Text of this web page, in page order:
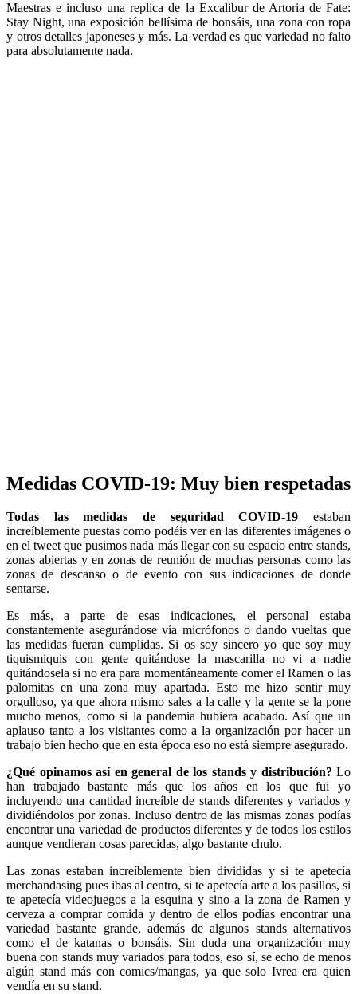
Maestras e incluso una replica de la Excalibur de Artoria de Fate:
Stay Night, una exposición bellísima de bonsáis, una zona con ropa
y otros detalles japoneses y más. La verdad es que variedad no falto
para absolutamente nada.
Medidas COVID-19: Muy bien respetadas
Todas las medidas de seguridad COVID-19 estaban
increíblemente puestas como podéis ver en las diferentes imágenes o
en el tweet que pusimos nada más llegar con su espacio entre stands,
zonas abiertas y en zonas de reunión de muchas personas como las
zonas de descanso o de evento con sus indicaciones de donde
sentarse.
Es más, a parte de esas indicaciones, el personal estaba
constantemente asegurándose vía micrófonos o dando vueltas que
las medidas fueran cumplidas. Si os soy sincero yo que soy muy
tiquismiquis con gente quitándose la mascarilla no vi a nadie
quitándosela si no era para momentáneamente comer el Ramen o las
palomitas en una zona muy apartada. Esto me hizo sentir muy
orgulloso, ya que ahora mismo sales a la calle y la gente se la pone
mucho menos, como si la pandemia hubiera acabado. Así que un
aplauso tanto a los visitantes como a la organización por hacer un
trabajo bien hecho que en esta época eso no está siempre asegurado.
¿Qué opinamos así en general de los stands y distribución? Lo
han trabajado bastante más que los años en los que fui yo
incluyendo una cantidad increíble de stands diferentes y variados y
dividiéndolos por zonas. Incluso dentro de las mismas zonas podías
encontrar una variedad de productos diferentes y de todos los estilos
aunque vendieran cosas parecidas, algo bastante chulo.
Las zonas estaban increíblemente bien divididas y si te apetecía
merchandasing pues ibas al centro, si te apetecía arte a los pasillos, si
te apetecía videojuegos a la esquina y sino a la zona de Ramen y
cerveza a comprar comida y dentro de ellos podías encontrar una
variedad bastante grande, además de algunos stands alternativos
como el de katanas o bonsáis. Sin duda una organización muy
buena con stands muy variados para todos, eso sí, se echo de menos
algún stand más con comics/mangas, ya que solo Ivrea era quien
vendía en su stand.